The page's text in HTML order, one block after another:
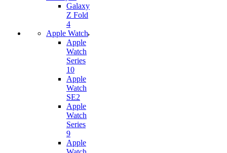
Galaxy
Z Fold
4
Apple Watch
Apple
Watch
Series
10
Apple
Watch
SE2
Apple
Watch
Series
9
Apple